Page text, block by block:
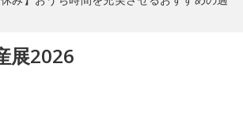
展2026